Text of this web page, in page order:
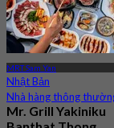
MRT Sam Yan
Nhật Bản
Nhà hàng thông
Mr. Grill Yakiniku